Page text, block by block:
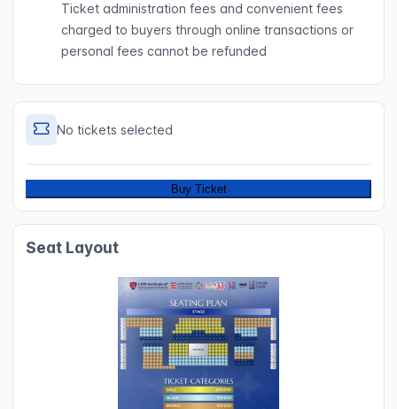
Ticket administration fees and convenient fees
charged to buyers through online transactions or
personal fees cannot be refunded
No tickets selected
Buy Ticket
Seat Layout